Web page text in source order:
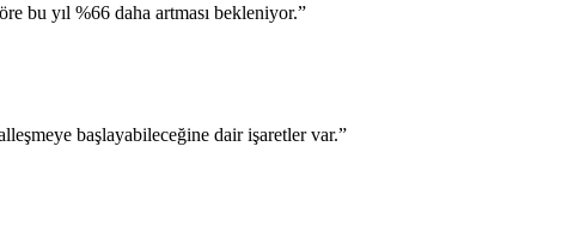
bu yıl %66 daha artması bekleniyor.”
başlayabileceğine dair işaretler var.”